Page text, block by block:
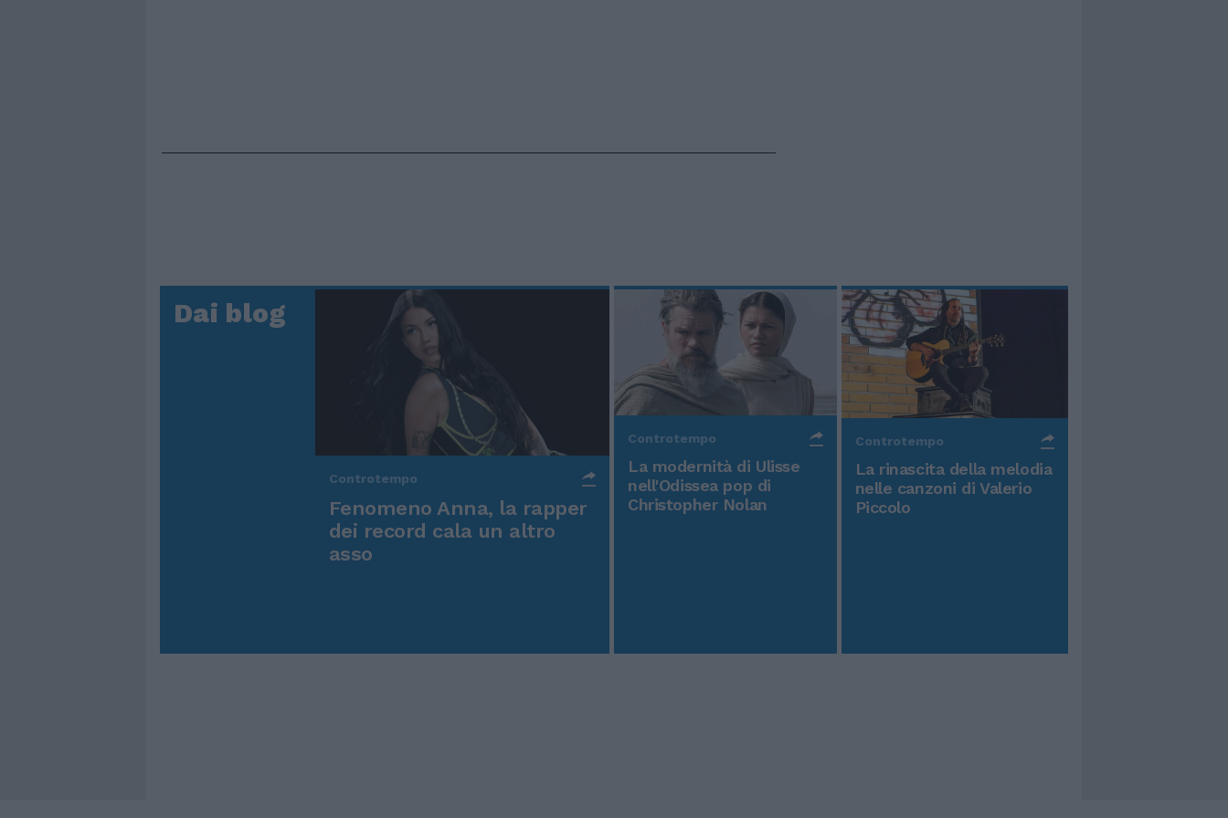
Dai blog
Controtempo
Fenomeno Anna, la rapper
dei record cala un altro
asso
Controtempo
La modernità di Ulisse
nell'Odissea pop di
Christopher Nolan
Controtempo
La rinascita della melodia
nelle canzoni di Valerio
Piccolo